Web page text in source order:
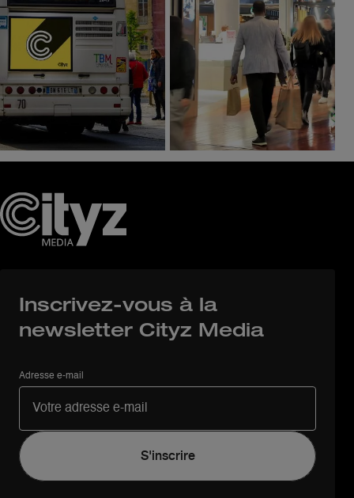
Inscrivez-vous à la
newsletter Cityz Media
Adresse e-mail